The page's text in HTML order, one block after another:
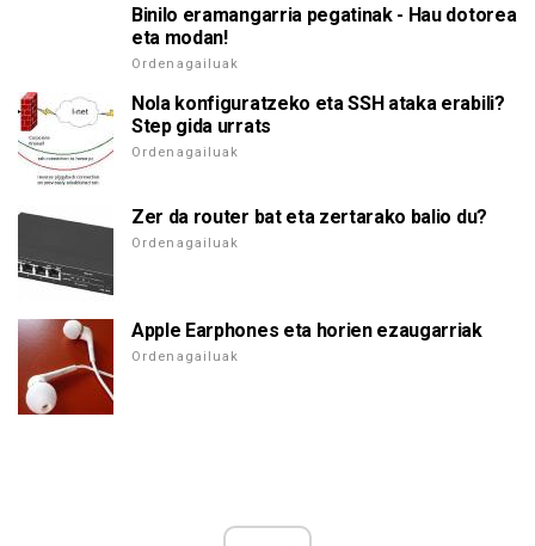
Binilo eramangarria pegatinak - Hau dotorea
eta modan!
Ordenagailuak
Nola konfiguratzeko eta SSH ataka erabili?
Step gida urrats
Ordenagailuak
Zer da router bat eta zertarako balio du?
Ordenagailuak
Apple Earphones eta horien ezaugarriak
Ordenagailuak